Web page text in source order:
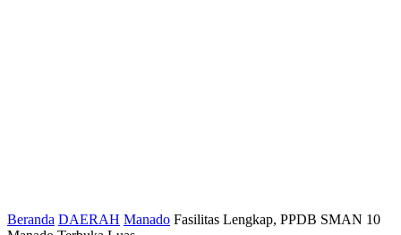
Beranda DAERAH Manado Fasilitas Lengkap, PPDB SMAN 10